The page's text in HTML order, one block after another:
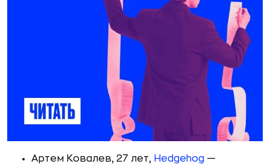
Артем Ковалев, 27 лет, Hedgehog —